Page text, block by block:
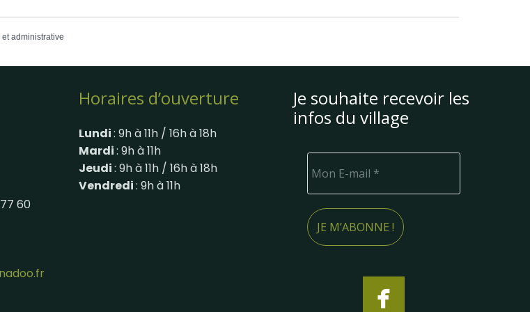
administrative
60
Horaires d’ouverture
Lundi: 9h à 11h / 16h à 18h
Mardi: 9h à 11h
Jeudi: 9h à 11h / 16h à 18h
Vendredi: 9h à 11h
Je souhaite recevoir les
infos du village